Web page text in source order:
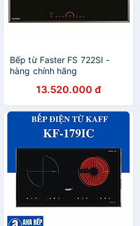
Bếp từ Faster FS 722SI -
hàng chính hãng
13.520.000 đ